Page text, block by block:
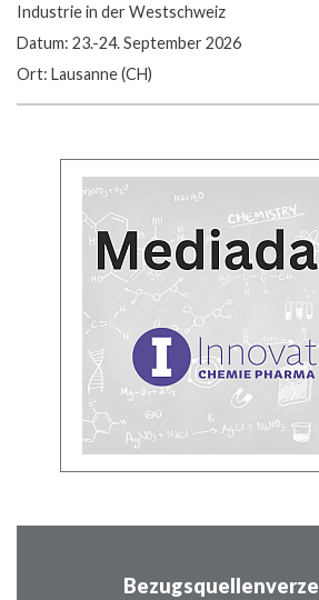
Industrie in der Westschweiz
Datum: 23.-24. September 2026
Ort: Lausanne (CH)